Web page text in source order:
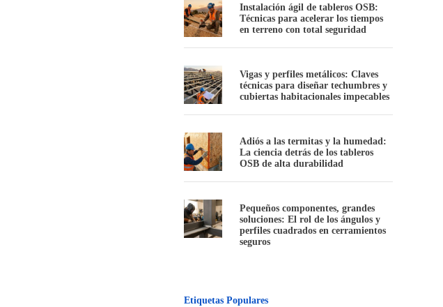
Instalación ágil de tableros OSB:
Técnicas para acelerar los tiempos
en terreno con total seguridad
Vigas y perfiles metálicos: Claves
técnicas para diseñar techumbres y
cubiertas habitacionales impecables
Adiós a las termitas y la humedad:
La ciencia detrás de los tableros
OSB de alta durabilidad
Pequeños componentes, grandes
soluciones: El rol de los ángulos y
perfiles cuadrados en cerramientos
seguros
Etiquetas Populares